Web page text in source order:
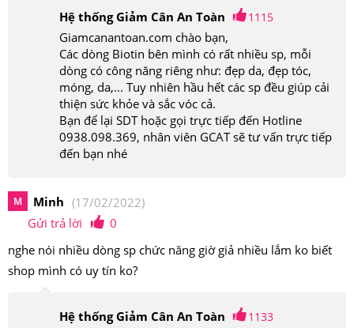
Hệ thống Giảm Cân An Toàn 1115
Giamcanantoan.com chào bạn,
Các dòng Biotin bên mình có rất nhiều sp, mỗi
dòng có công năng riêng như: đẹp da, đẹp tóc,
móng, da,... Tuy nhiên hầu hết các sp đều giúp cải
thiện sức khỏe và sắc vóc cả.
Bạn để lại SDT hoặc gọi trực tiếp đến Hotline
0938.098.369, nhân viên GCAT sẽ tư vấn trực tiếp
đến bạn nhé
M Minh (17/02/2022)
Gửi trả lời
0
nghe nói nhiều dòng sp chức năng giờ giả nhiều lắm ko biết
shop mình có uy tín ko?
Hệ thống Giảm Cân An Toàn 1133